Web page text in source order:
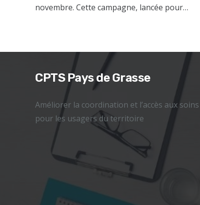
novembre. Cette campagne, lancée pour…
CPTS Pays de Grasse
Améliorer la coordination et l’accès aux soins
pour les usagers du territoire